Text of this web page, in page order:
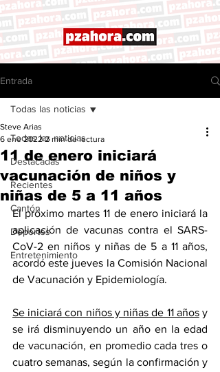
Entrada
Todas las noticias
Destacadas
Recientes
Cantón
Deportes
Entretenimiento
Todas las noticias
11 de enero iniciará
vacunación de niños y
niñas de 5 a 11 años
Steve Arias
6 ene 2022 2 min de lectura
El próximo martes 11 de enero iniciará la
aplicación de vacunas contra el SARS-
CoV-2 en niños y niñas de 5 a 11 años,
acordó este jueves la Comisión Nacional
de Vacunación y Epidemiología.
Se iniciará con niños y niñas de 11 años y
se irá disminuyendo un año en la edad
de vacunación, en promedio cada tres o
cuatro semanas, según la confirmación y